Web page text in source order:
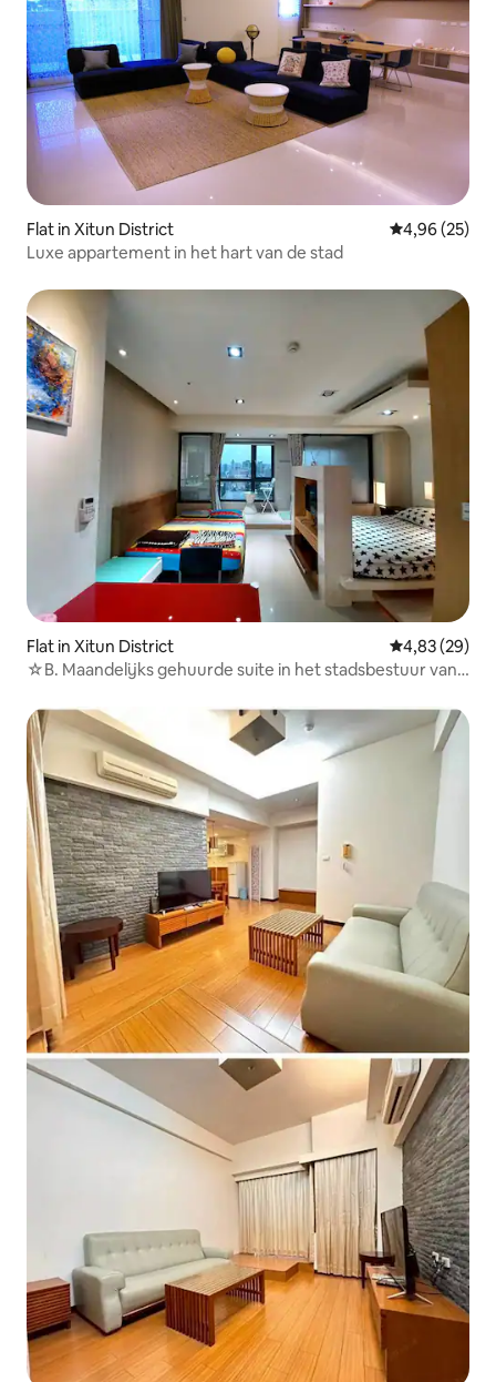
Flat in Xitun District Gemiddelde
4,96 (25)
Luxe appartement in het hart van de stad
Flat in Xitun District Gemiddelde
4,83 (29)
☆B. Maandelijks gehuurde suite in het stadsbestuur van
balkon☆,☆ geschikt voor gezinnen, binnen
parkeerplaats,☆ dicht bij de opera, Shin Kong, Universal,
Carrefour